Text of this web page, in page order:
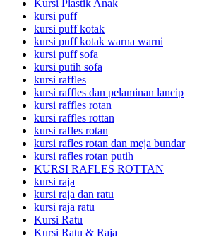
Kursi Plastik Anak
kursi puff
kursi puff kotak
kursi puff kotak warna warni
kursi puff sofa
kursi putih sofa
kursi raffles
kursi raffles dan pelaminan lancip
kursi raffles rotan
kursi raffles rottan
kursi rafles rotan
kursi rafles rotan dan meja bundar
kursi rafles rotan putih
KURSI RAFLES ROTTAN
kursi raja
kursi raja dan ratu
kursi raja ratu
Kursi Ratu
Kursi Ratu & Raja